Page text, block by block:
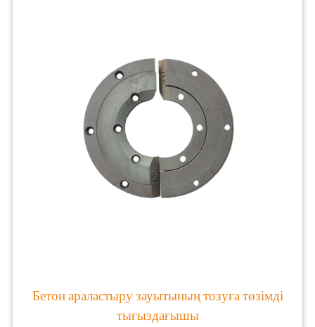
Бетон араластыру зауытының тозуға төзімді
тығыздағышы